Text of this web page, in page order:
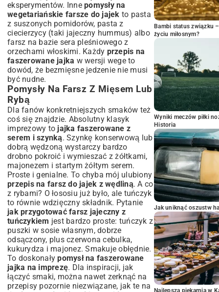
eksperymentów. Inne pomysły na
wegetariańskie farsze do jajek to pasta
z suszonych pomidorów, pasta z
ciecierzycy (taki jajeczny hummus) albo
farsz na bazie sera pleśniowego z
orzechami włoskimi. Każdy przepis na
faszerowane jajka w wersji wege to
dowód, że bezmięsne jedzenie nie musi
być nudne.
Pomysły Na Farsz Z Mięsem Lub
Rybą
Dla fanów konkretniejszych smaków też
coś się znajdzie. Absolutny klasyk
imprezowy to jajka faszerowane z
serem i szynką. Szynkę konserwową lub
dobrą wędzoną wystarczy bardzo
drobno pokroić i wymieszać z żółtkami,
majonezem i startym żółtym serem.
Proste i genialne. To chyba mój ulubiony
przepis na farsz do jajek z wędliną. A co
z rybami? O łososiu już było, ale tuńczyk
to równie wdzięczny składnik. Pytanie
jak przygotować farsz jajeczny z
tuńczykiem jest bardzo proste: tuńczyk z
puszki w sosie własnym, dobrze
odsączony, plus czerwona cebulka,
kukurydza i majonez. Smakuje obłędnie.
To doskonałypomysł na faszerowane
jajka na imprezę. Dla inspiracji, jak
łączyć smaki, można nawet zerknąć na
przepisy pozornie niezwiązane, jak te na
Bambi status związku
życiu miłosnym?
Wyniki meczów piłki
Historia
Jak uniknąć oszustw
Najlepsza piekarnia w